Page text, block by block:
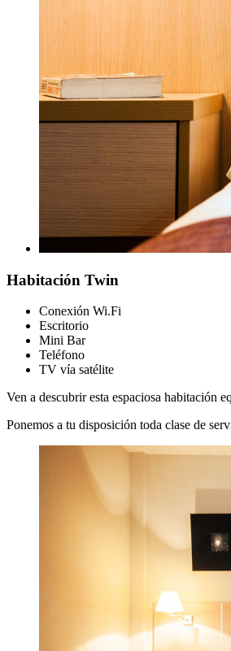
Habitación Twin
Conexión Wi.Fi
Escritorio
Mini Bar
Teléfono
TV vía satélite
Ven a descubrir esta espaciosa habitación
Ponemos a tu disposición toda clase de